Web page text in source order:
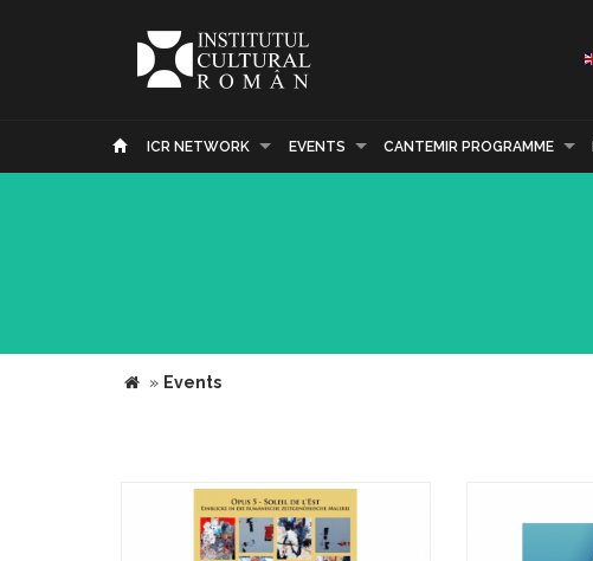
ICR NETWORK EVENTS CANTEMIR PROGRAMME
» Events